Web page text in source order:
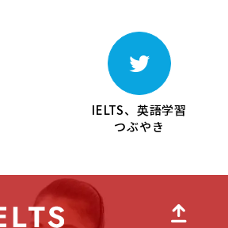
IELTS、英語学習
つぶやき